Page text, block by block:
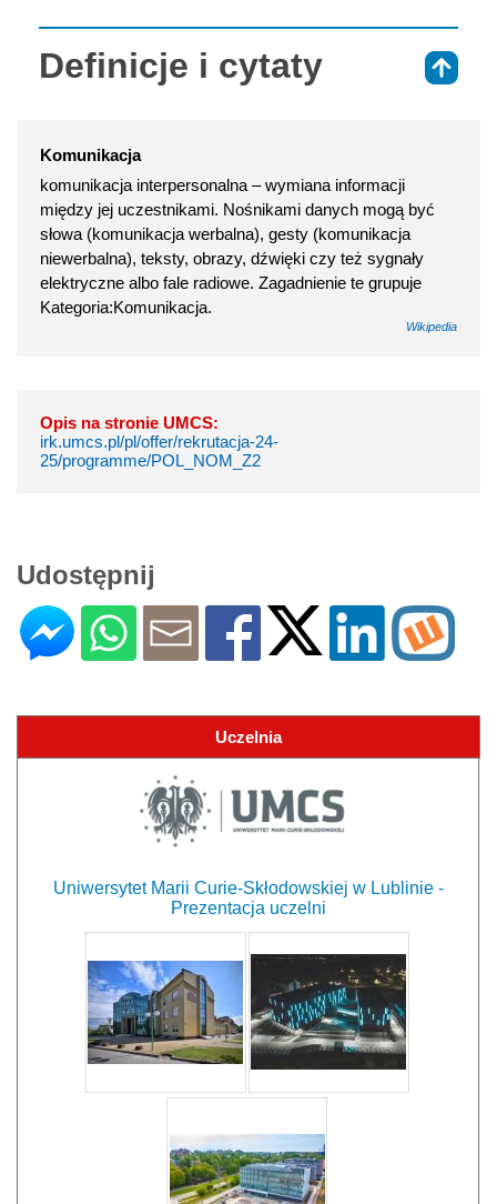
Definicje i cytaty
Komunikacja
komunikacja interpersonalna – wymiana informacji
między jej uczestnikami. Nośnikami danych mogą być
słowa (komunikacja werbalna), gesty (komunikacja
niewerbalna), teksty, obrazy, dźwięki czy też sygnały
elektryczne albo fale radiowe. Zagadnienie te grupuje
Kategoria:Komunikacja.
Wikipedia
Opis na stronie UMCS:
irk.umcs.pl/pl/offer/rekrutacja-24-
25/programme/POL_NOM_Z2
Udostępnij
Uczelnia
Uniwersytet Marii Curie-Skłodowskiej w Lublinie -
Prezentacja uczelni